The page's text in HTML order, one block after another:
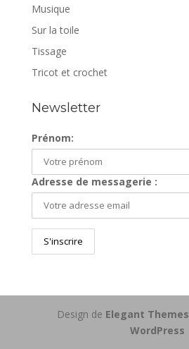
Musique
Sur la toile
Tissage
Tricot et crochet
Newsletter
Prénom:
Adresse de messagerie :
Design de Elegant Themes
WordPress